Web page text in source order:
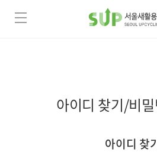
아이디 찾기/비
아이디 찾